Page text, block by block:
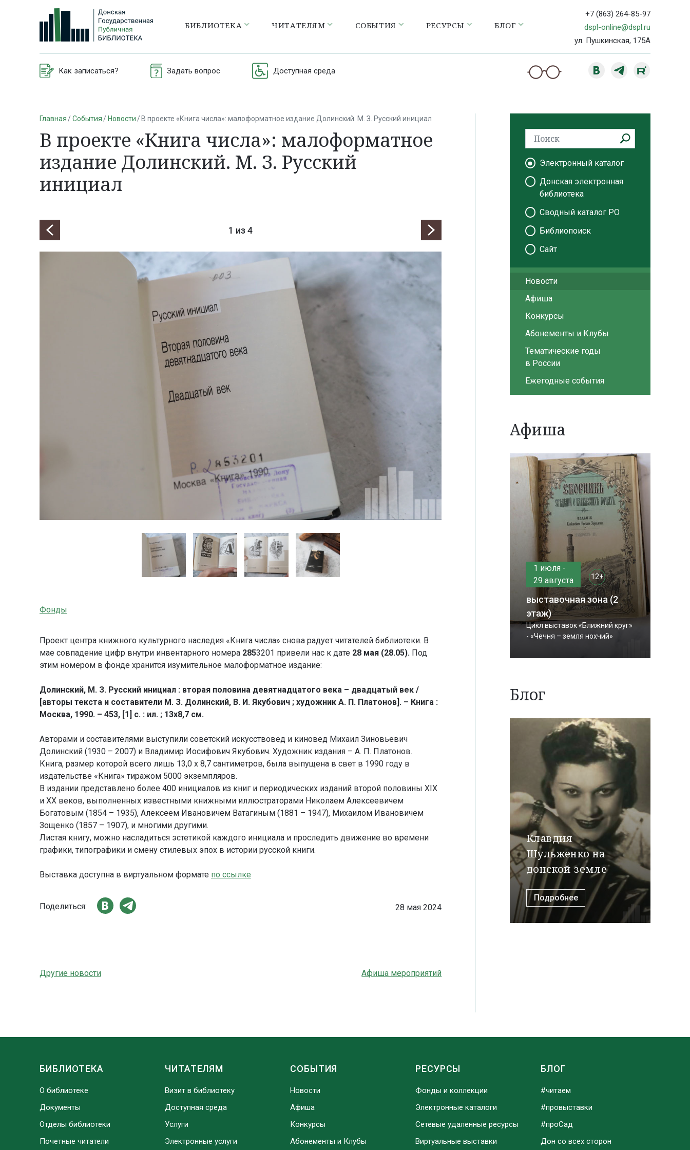
БИБЛИОТЕКА ЧИТАТЕЛЯМ СОБЫТИЯ РЕСУРСЫ БЛОГ
+7 (863) 264-85-97
dspl-online@dspl.ru
ул. Пушкинская, 175А
Как записаться? Задать вопрос Доступная среда
Главная События Новости В проекте «Книга числа»: малоформатное издание Долинский. М. З. Русский инициал
В проекте «Книга числа»: малоформатное
издание Долинский. М. З. Русский
инициал
1 из 4
Фонды
Проект центра книжного культурного наследия «Книга числа» снова радует читателей библиотеки. В
мае совпадение цифр внутри инвентарного номера 2853201 привели нас к дате 28 мая (28.05). Под
этим номером в фонде хранится изумительное малоформатное издание:
Долинский, М. З. Русский инициал : вторая половина девятнадцатого века – двадцатый век /
[авторы текста и составители М. З. Долинский, В. И. Якубович ; художник А. П. Платонов]. – Книга :
Москва, 1990. – 453, [1] с. : ил. ; 13x8,7 см.
Авторами и составителями выступили советский искусствовед и киновед Михаил Зиновьевич
Долинский (1930 – 2007) и Владимир Иосифович Якубович. Художник издания – А. П. Платонов.
Книга, размер которой всего лишь 13,0 x 8,7 сантиметров, была выпущена в свет в 1990 году в
издательстве «Книга» тиражом 5000 экземпляров.
В издании представлено более 400 инициалов из книг и периодических изданий второй половины XIX
и ХХ веков, выполненных известными книжными иллюстраторами Николаем Алексеевичем
Богатовым (1854 – 1935), Алексеем Ивановичем Ватагиным (1881 – 1947), Михаилом Ивановичем
Зощенко (1857 – 1907), и многими другими.
Листая книгу, можно насладиться эстетикой каждого инициала и проследить движение во времени
графики, типографики и смену стилевых эпох в истории русской книги.
Выставка доступна в виртуальном формате по ссылке
Поделиться: 28 мая 2024
Другие новости Афиша мероприятий
Электронный каталог
Донская электронная
библиотека
Сводный каталог РО
Библиопоиск
Сайт
Новости
Афиша
Конкурсы
Абонементы и Клубы
Тематические годы
в России
Ежегодные события
Афиша
1 июля -
29 августа
12+
выставочная зона (2
этаж)
Цикл выставок «Ближний круг»
- «Чечня – земля нохчий»
Блог
Клавдия
Шульженко на
донской земле
Подробнее
БИБЛИОТЕКА
О библиотеке
Документы
Отделы библиотеки
Почетные читатели
ЧИТАТЕЛЯМ
Визит в библиотеку
Доступная среда
Услуги
Электронные услуги
СОБЫТИЯ
Новости
Афиша
Конкурсы
Абонементы и Клубы
РЕСУРСЫ
Фонды и коллекции
Электронные каталоги
Сетевые удаленные ресурсы
Виртуальные выставки
БЛОГ
#читаем
#провыставки
#проСад
Дон со всех сторон